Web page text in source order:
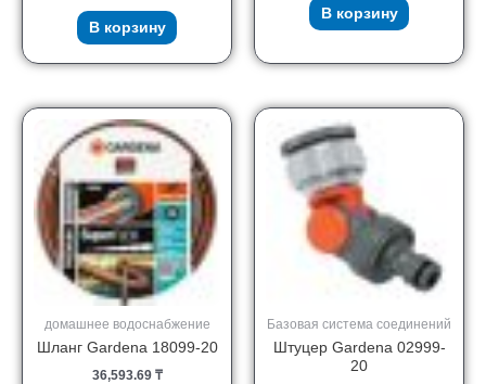
В корзину
В корзину
домашнее водоснабжение
Шланг Gardena 18099-20
36,593.69 ₸
Базовая система соединений
Штуцер Gardena 02999-
20